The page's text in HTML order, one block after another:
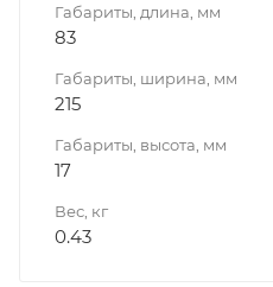
Габариты, длина, мм
83
Габариты, ширина, мм
215
Габариты, высота, мм
17
Вес, кг
0.43